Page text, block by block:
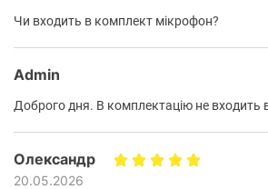
Чи входить в комплект мікрофон?
Admin
Доброго дня. В комплектацію не входить
Олександр
20.05.2026